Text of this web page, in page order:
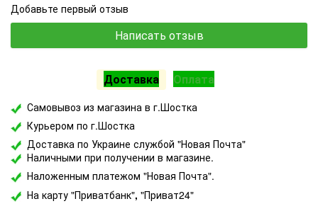
Добавьте первый отзыв
Написать отзыв
Доставка Оплата
Самовывоз из магазина в г.Шостка
Курьером по г.Шостка
Доставка по Украине службой "Новая Почта"
Наличными при получении в магазине.
Наложенным платежом "Новая Почта".
На карту "Приватбанк", "Приват24"